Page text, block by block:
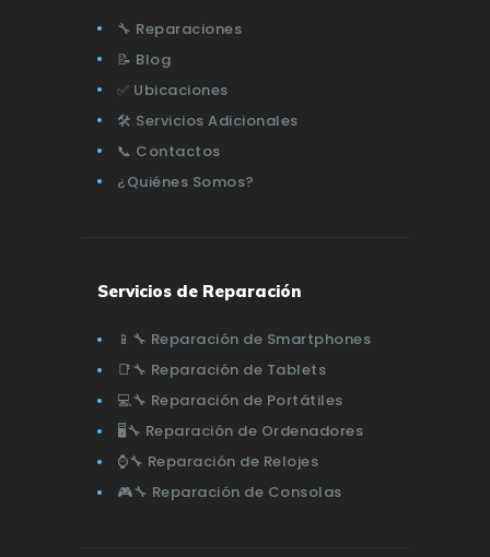
🔧 Reparaciones
📝 Blog
✅ Ubicaciones
🛠️ Servicios Adicionales
📞 Contactos
¿Quiénes Somos?
Servicios de Reparación
📱🔧 Reparación de Smartphones
📑🔧 Reparación de Tablets
💻🔧 Reparación de Portátiles
🖥️🔧 Reparación de Ordenadores
⌚🔧 Reparación de Relojes
🎮🔧 Reparación de Consolas